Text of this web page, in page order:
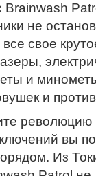
Brainwash
не
все свое
и
и
вы
Из